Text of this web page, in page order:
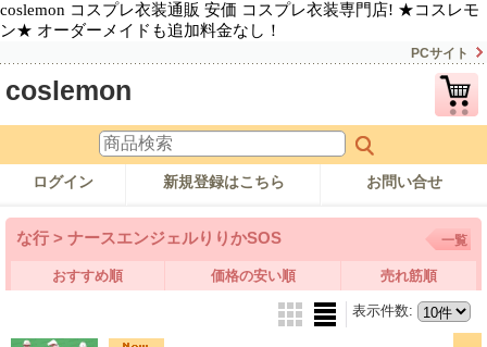
coslemon コスプレ衣装通販 安価 コスプレ衣装専門店! ★コスレモ
ン★ オーダーメイドも追加料金なし！
PCサイト
coslemon
ログイン 新規登録はこちら お問い合せ
な行 > ナースエンジェルりりかSOS 一覧
おすすめ順 価格の安い順 売れ筋順
表示件数: